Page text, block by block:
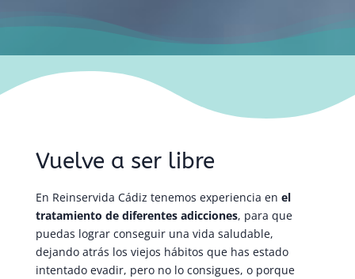
Vuelve a ser libre
En Reinservida Cádiz tenemos experiencia en el
tratamiento de diferentes adicciones, para que
puedas lograr conseguir una vida saludable,
dejando atrás los viejos hábitos que has estado
intentado evadir, pero no lo consigues, o porque